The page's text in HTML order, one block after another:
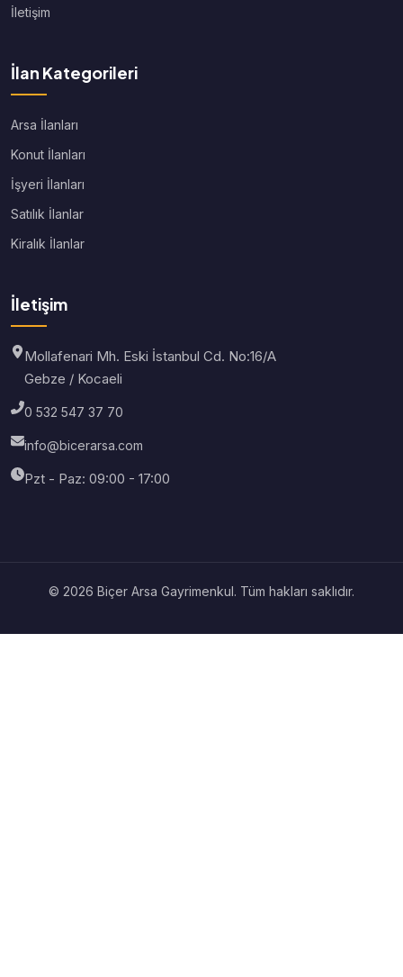
İletişim
İlan Kategorileri
Arsa İlanları
Konut İlanları
İşyeri İlanları
Satılık İlanlar
Kiralık İlanlar
İletişim
Mollafenari Mh. Eski İstanbul Cd. No:16/A
Gebze / Kocaeli
0 532 547 37 70
info@bicerarsa.com
Pzt - Paz: 09:00 - 17:00
© 2026 Biçer Arsa Gayrimenkul. Tüm hakları saklıdır.